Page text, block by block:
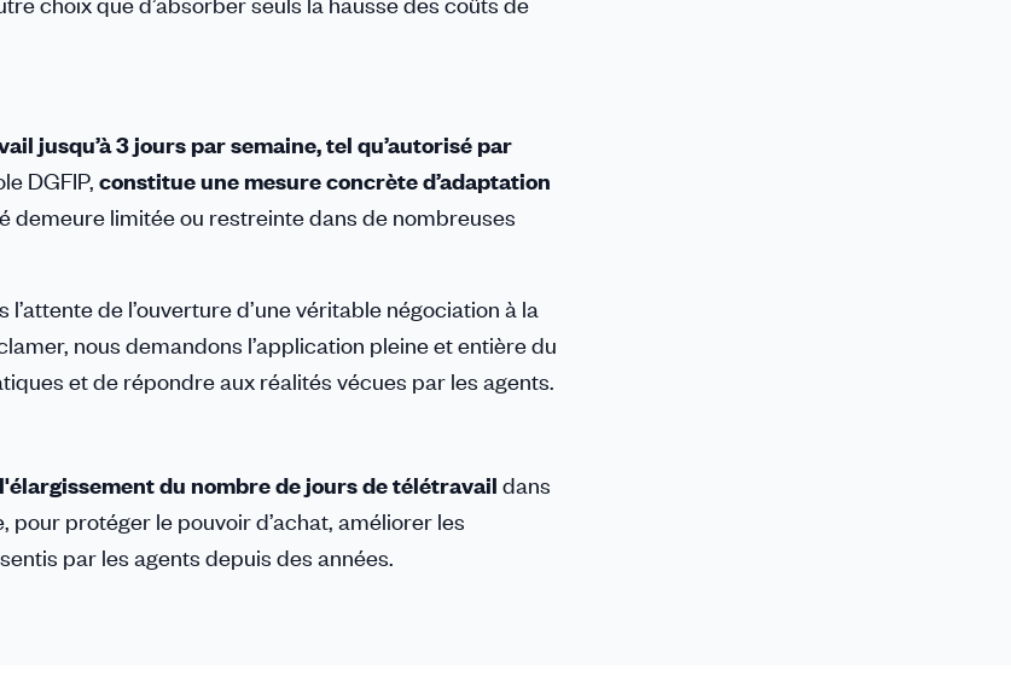
jusqu’à 3 jours par semaine, tel qu’autorisé par
DGFIP, constitue une mesure concrète d’adaptation
demeure limitée ou restreinte dans de nombreuses
de l’ouverture d’une véritable négociation à la
nous demandons l’application pleine et entière du
et de répondre aux réalités vécues par les agents.
du nombre de jours de télétravail dans
protéger le pouvoir d’achat, améliorer les
par les agents depuis des années.